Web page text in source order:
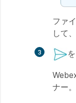
ファ
して
3
ナー